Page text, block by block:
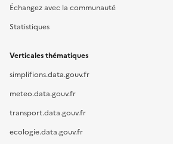
Échangez avec la communauté
Statistiques
Verticales thématiques
simplifions.data.gouv.fr
meteo.data.gouv.fr
transport.data.gouv.fr
ecologie.data.gouv.fr